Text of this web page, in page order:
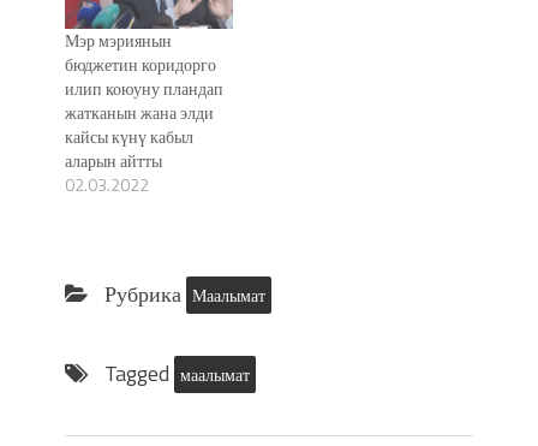
Мэр мэриянын
бюджетин коридорго
илип коюуну пландап
жатканын жана элди
кайсы күнү кабыл
аларын айтты
02.03.2022
Рубрика Маалымат
Tagged маалымат